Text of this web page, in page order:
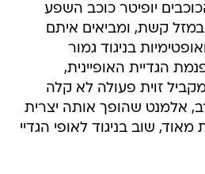
יופיטר כוכב השפע
במזל קשת, ומביאים איתם
בניגוד גמור
הגדיית האופיינית,
זוית פעולה לא קלה
אלמנט שהופך אותה יצרית
שוב בניגוד לאופי הגדיי